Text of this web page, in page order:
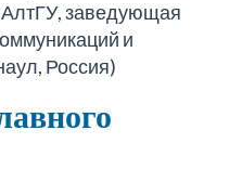
АлтГУ, заведующая
и
Россия)